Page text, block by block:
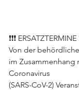
❗️❗️❗️ ERSATZTERMINE
Von der
im Zusammenhang
Coronavirus
(SARS-CoV-2)